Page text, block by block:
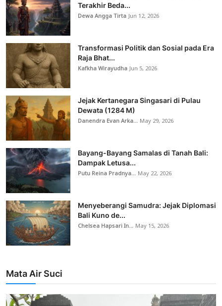
Terakhir Beda...
Dewa Angga TirtaJun 12, 2026
Transformasi Politik dan Sosial pada Era
Raja Bhat...
Kafkha WirayudhaJun 5, 2026
Jejak Kertanegara Singasari di Pulau
Dewata (1284 M)
Danendra Evan Arka... May 29, 2026
Bayang-Bayang Samalas di Tanah Bali:
Dampak Letusa...
Putu Reina Pradnya... May 22, 2026
Menyeberangi Samudra: Jejak Diplomasi
Bali Kuno de...
Chelsea Hapsari In... May 15, 2026
Mata Air Suci